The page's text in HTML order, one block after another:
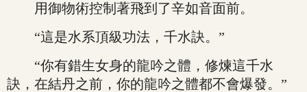
用御物術控制著飛到了辛如音面前。
“這是水系頂級功法，千水訣。”
“你有錯生女身的龍吟之體，修煉這千水
訣，在結丹之前，你的龍吟之體都不會爆發。”